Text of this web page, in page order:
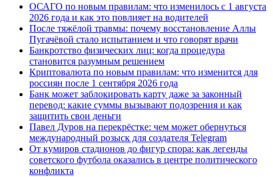
ОСАГО по новым правилам: что изменилось с 1 августа
2026 года и как это повлияет на водителей
После тяжёлой травмы: почему восстановление Аллы
Пугачёвой стало испытанием и что говорят врачи
Банкротство физических лиц: когда процедура
становится разумным решением
Криптовалюта по новым правилам: что изменится для
россиян после 1 сентября 2026 года
Банк может заблокировать карту даже за законный
перевод: какие суммы вызывают подозрения и как
защитить свои деньги
Павел Дуров на перекрёстке: чем может обернуться
международный розыск для создателя Telegram
От кумиров стадионов до фигур спора: как легенды
советского футбола оказались в центре политического
конфликта